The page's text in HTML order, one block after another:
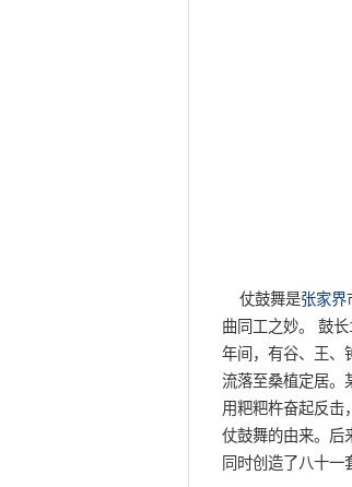
仗鼓舞是张家界
曲同工之妙。 鼓
年间，有谷、王、
流落至桑植定居。
用粑粑杵奋起反击
仗鼓舞的由来。后
同时创造了八十一